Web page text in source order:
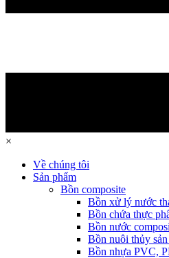
×
Về chúng tôi
Sản phẩm
Bồn composite
Bồn xử lý nước
Bồn chứa thực
Bồn nước
Bồn nuôi thủy
Bồn nhựa PVC,